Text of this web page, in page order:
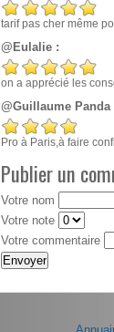
tarif pas cher même
@Eulalie :
on a apprécié les
@Guillaume Panda
Pro à Paris,à faire
Publier un
Votre nom
Votre note
Votre commentaire